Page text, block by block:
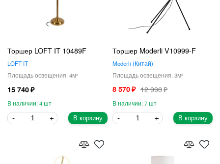
Торшер LOFT IT 10489F
LOFT IT
4
15 740
4
В корзину
Торшер Moderli V10999-F
Moderli Китай
3
8 570 12 990
7
В корзину